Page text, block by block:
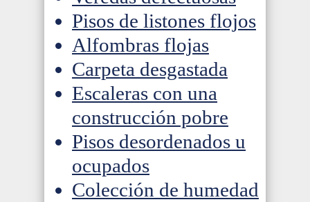
Pisos de listones flojos
Alfombras flojas
Carpeta desgastada
Escaleras con una
construcción pobre
Pisos desordenados u
ocupados
Colección de humedad